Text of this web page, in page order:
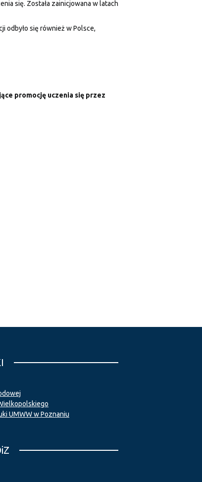
się. Została zainicjowana w latach
odbyło się również w Polsce,
promocję uczenia się przez
UMWW w Poznaniu